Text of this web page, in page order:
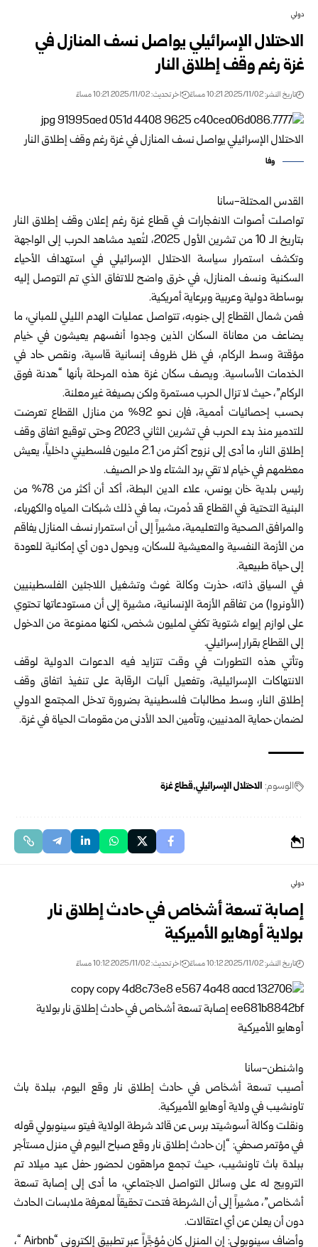
دولي
الاحتلال الإسرائيلي يواصل نسف المنازل في
غزة رغم وقف إطلاق النار
تاريخ النشر: 2025/11/02 10:21 مساءً اخر تحديث: 2025/11/02 10:21 مساءً
وفا
القدس المحتلة-سانا
تواصلت أصوات الانفجارات في قطاع غزة رغم إعلان وقف إطلاق النار
بتاريخ الـ 10 من تشرين الأول 2025، لتُعيد مشاهد الحرب إلى الواجهة
وتكشف استمرار سياسة الاحتلال الإسرائيلي في استهداف الأحياء
السكنية ونسف المنازل، في خرق واضح للاتفاق الذي تم التوصل إليه
بوساطة دولية وعربية وبرعاية أمريكية.
فمن شمال القطاع إلى جنوبه، تتواصل عمليات الهدم الليلي للمباني، ما
يضاعف من معاناة السكان الذين وجدوا أنفسهم يعيشون في خيام
مؤقتة وسط الركام، في ظل ظروف إنسانية قاسية، ونقص حاد في
الخدمات الأساسية. ويصف سكان غزة هذه المرحلة بأنها “هدنة فوق
الركام”، حيث لا تزال الحرب مستمرة ولكن بصيغة غير معلنة.
بحسب إحصائيات أممية، فإن نحو 92% من منازل القطاع تعرضت
للتدمير منذ بدء الحرب في تشرين الثاني 2023 وحتى توقيع اتفاق وقف
إطلاق النار، ما أدى إلى نزوح أكثر من 2.1 مليون فلسطيني داخلياً، يعيش
معظمهم في خيام لا تقي برد الشتاء ولا حر الصيف.
رئيس بلدية خان يونس، علاء الدين البطة، أكد أن أكثر من 78% من
البنية التحتية في القطاع قد دُمرت، بما في ذلك شبكات المياه والكهرباء،
والمرافق الصحية والتعليمية، مشيراً إلى أن استمرار نسف المنازل يفاقم
من الأزمة النفسية والمعيشية للسكان، ويحول دون أي إمكانية للعودة
إلى حياة طبيعية.
في السياق ذاته، حذرت وكالة غوث وتشغيل اللاجئين الفلسطينيين
(الأونروا) من تفاقم الأزمة الإنسانية، مشيرة إلى أن مستودعاتها تحتوي
على لوازم إيواء شتوية تكفي لمليون شخص، لكنها ممنوعة من الدخول
إلى القطاع بقرار إسرائيلي.
وتأتي هذه التطورات في وقت تتزايد فيه الدعوات الدولية لوقف
الانتهاكات الإسرائيلية، وتفعيل آليات الرقابة على تنفيذ اتفاق وقف
إطلاق النار، وسط مطالبات فلسطينية بضرورة تدخل المجتمع الدولي
لضمان حماية المدنيين، وتأمين الحد الأدنى من مقومات الحياة في غزة.
الوسوم: الاحتلال الإسرائيلي قطاع غزة
دولي
إصابة تسعة أشخاص في حادث إطلاق نار
بولاية أوهايو الأميركية
تاريخ النشر: 2025/11/02 10:12 مساءً اخر تحديث: 2025/11/02 10:12 مساءً
واشنطن-سانا
أصيب تسعة أشخاص في حادث إطلاق نار وقع اليوم، ببلدة باث
تاونشيب في ولاية أوهايو الأميركية.
ونقلت وكالة أسوشيتد برس عن قائد شرطة الولاية فيتو سينوبولي قوله
في مؤتمر صحفي: “إن حادث إطلاق نار وقع صباح اليوم في منزل مستأجر
ببلدة باث تاونشيب، حيث تجمع مراهقون لحضور حفل عيد ميلاد تم
الترويج له على وسائل التواصل الاجتماعي، ما أدى إلى إصابة تسعة
أشخاص”، مشيراً إلى أن الشرطة فتحت تحقيقاً لمعرفة ملابسات الحادث
دون أن يعلن عن أي اعتقالات.
وأضاف سينوبولي: إن المنزل كان مُؤجَّراً عبر تطبيق إلكتروني “Airbnb “،